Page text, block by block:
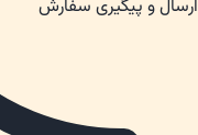
ارسال و پیگیری سفارش